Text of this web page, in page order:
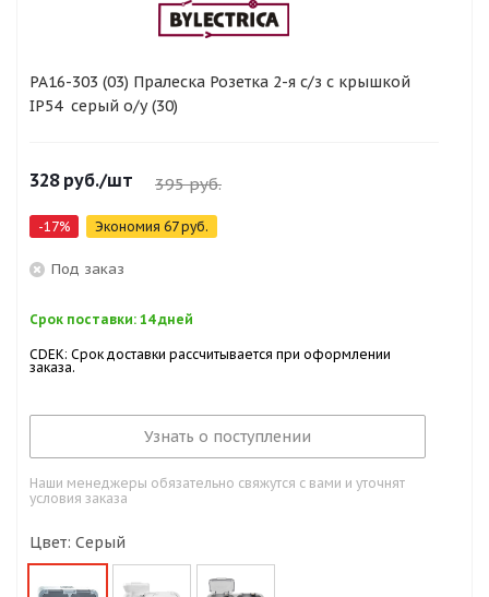
РА16-303 (03) Пралеска Розетка 2-я с/з с крышкой
IP54 серый о/у (30)
328руб./шт 395руб.
-17% Экономия 67руб.
Под заказ
Срок поставки: 14 дней
CDEK: Срок доставки рассчитывается при оформлении
заказа.
Узнать о поступлении
Наши менеджеры обязательно свяжутся с вами и уточнят
условия заказа
Цвет: Серый